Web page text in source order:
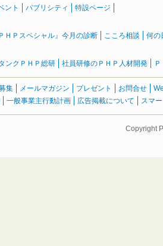
ント パブリシティ 特設ページ
ＰＨＰスペシャル』今月の診断 こころ相談 何の
ンクＰＨＰ総研 社員研修のＰＨＰ人材開発
集 メールマガジン プレゼント お問合せ
一般事業主行動計画 広告掲載について スマ
Copyright